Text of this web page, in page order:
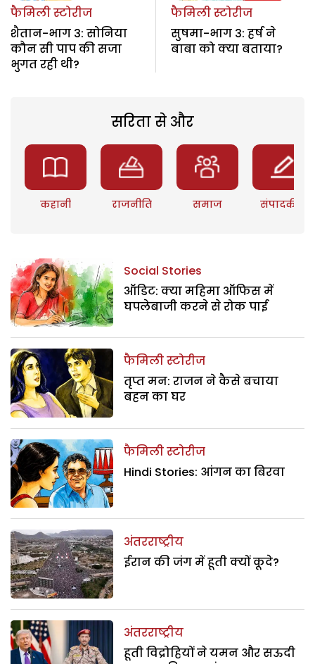
फैमिली स्टोरीज
शैतान-भाग 3: सोनिया
कौन सी पाप की सजा
भुगत रही थी?
फैमिली स्टोरीज
सुषमा-भाग 3: हर्ष ने
बाबा को क्या बताया?
सरिता से और
कहानी राजनीति समाज संपादकीय
Social Stories
ऑडिट: क्या महिमा ऑफिस में
घपलेबाजी करने से रोक पाई
फैमिली स्टोरीज
तृप्त मन: राजन ने कैसे बचाया
बहन का घर
फैमिली स्टोरीज
Hindi Stories: आंगन का बिरवा
अंतरराष्ट्रीय
ईरान की जंग में हूती क्यों कूदे?
अंतरराष्ट्रीय
हूती विद्रोहियों ने यमन और सऊदी